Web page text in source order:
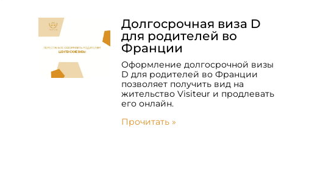
Долгосрочная виза D
для родителей во
Франции
Оформление долгосрочной визы
D для родителей во Франции
позволяет получить вид на
жительство Visiteur и продлевать
его онлайн.
Прочитать »